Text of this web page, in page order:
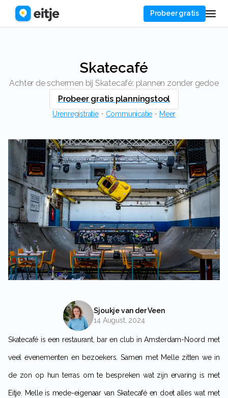
Probeer gratis
Skatecafé
Achter de schermen bij Skatecafé: plannen zonder gedoe
Probeer gratis planningstool
Urenregistratie・ Communicatie ・ Meer
Sjoukje van der Veen
14 August, 2024
Skatecafé is een restaurant, bar en club in Amsterdam-Noord met
veel evenementen en bezoekers. Samen met Melle zitten we in
de zon op hun terras om te bespreken wat zijn ervaring is met
Eitje. Melle is mede-eigenaar van Skatecafé en doet alles wat met